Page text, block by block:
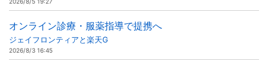
オンライン診療・服薬指導で提携へ
ジェイフロンティアと楽天G
2026/8/3 16:45